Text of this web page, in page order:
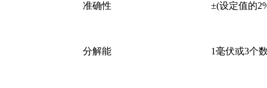
准确性 ±(设定值的
分解能 1毫伏或3个